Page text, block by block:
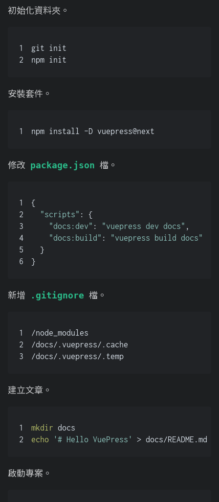
初始化資料夾。
1
2
git init
npm init
安裝套件。
1 npm install -D vuepress@next
修改 package.json 檔。
1
2
3
4
5
6
{
"scripts" : {
"docs:dev" : "vuepress dev docs" ,
"docs:build" :
"vuepress build docs"
  }
}
新增 .gitignore 檔。
1
2
3
/node_modules
/docs/.vuepress/.cache
/docs/.vuepress/.temp
建立文章。
1
2
mkdir docs
echo
'# Hello VuePress' > docs/README.md
啟動專案。